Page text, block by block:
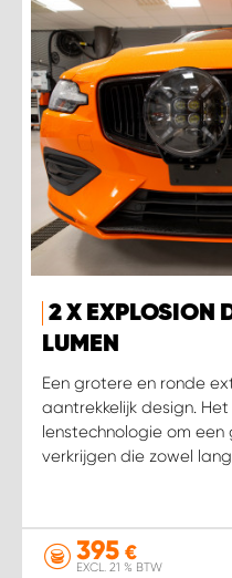
2 X EXPLOSION
LUMEN
Een grotere en ronde
aantrekkelijk design.
lenstechnologie om
verkrijgen die zowel
395 €
EXCL. 21 % BTW